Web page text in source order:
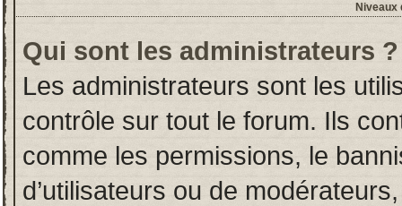
Niveaux
Qui sont les administrateurs ?
Les administrateurs sont les
contrôle sur tout le forum. Ils
comme les permissions, le
d’utilisateurs ou de